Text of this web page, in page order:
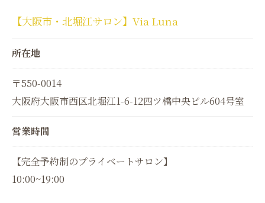
【大阪市・北堀江サロン】Via Luna
所在地
〒550-0014
大阪府大阪市西区北堀江1-6-12四ツ橋中央ビル604号室
営業時間
【完全予約制のプライベートサロン】
10:00~19:00